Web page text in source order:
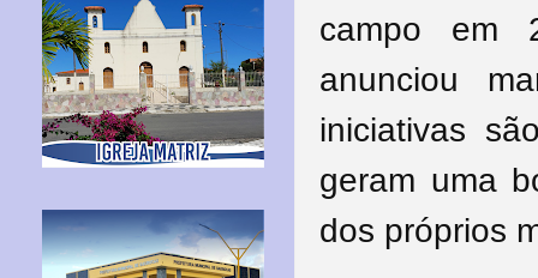
campo em
anunciou
iniciativas
geram uma
dos próprios